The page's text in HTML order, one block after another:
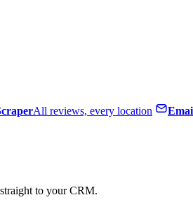
All reviews, every location
to your CRM.